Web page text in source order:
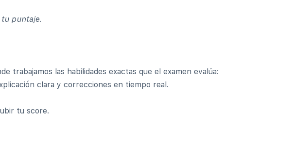
puntaje.
trabajamos las habilidades exactas que el examen evalúa:
clara y correcciones en tiempo real.
tu score.